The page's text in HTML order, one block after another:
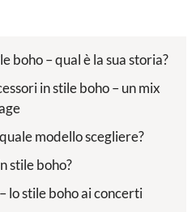
boho – qual è la sua storia?
in stile boho – un mix
modello scegliere?
stile boho?
lo stile boho ai concerti